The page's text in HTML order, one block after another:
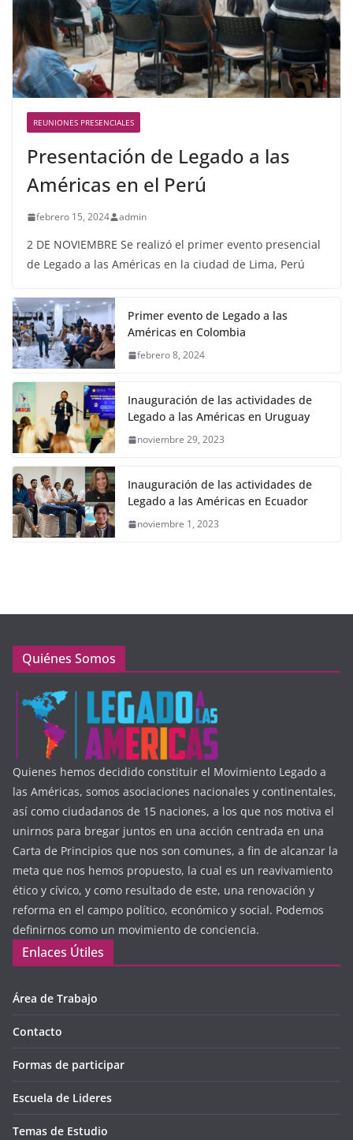
REUNIONES PRESENCIALES
Presentación de Legado a las
Américas en el Perú
febrero 15, 2024 admin
2 DE NOVIEMBRE Se realizó el primer evento presencial
de Legado a las Américas en la ciudad de Lima, Perú
Primer evento de Legado a las
Américas en Colombia
febrero 8, 2024
Inauguración de las actividades de
Legado a las Américas en Uruguay
noviembre 29, 2023
Inauguración de las actividades de
Legado a las Américas en Ecuador
noviembre 1, 2023
Quiénes Somos
Quienes hemos decidido constituir el Movimiento Legado a
las Américas, somos asociaciones nacionales y continentales,
así como ciudadanos de 15 naciones, a los que nos motiva el
unirnos para bregar juntos en una acción centrada en una
Carta de Principios que nos son comunes, a fin de alcanzar la
meta que nos hemos propuesto, la cual es un reavivamiento
ético y cívico, y como resultado de este, una renovación y
reforma en el campo político, económico y social. Podemos
definirnos como un movimiento de conciencia.
Enlaces Útiles
Área de Trabajo
Contacto
Formas de participar
Escuela de Lideres
Temas de Estudio